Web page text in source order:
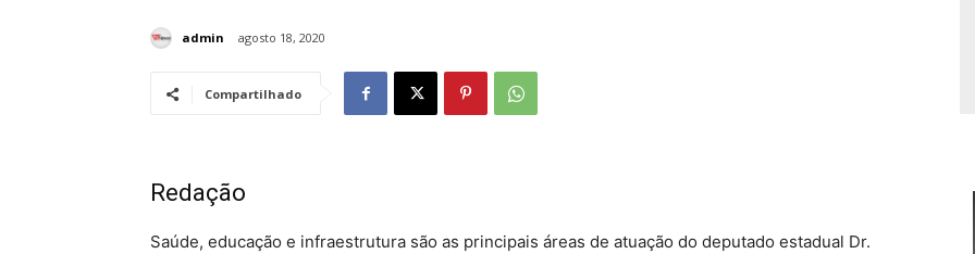
admin agosto 18, 2020
Compartilhado
Redação
Saúde, educação e infraestrutura são as principais áreas de atuação do deputado estadual Dr.